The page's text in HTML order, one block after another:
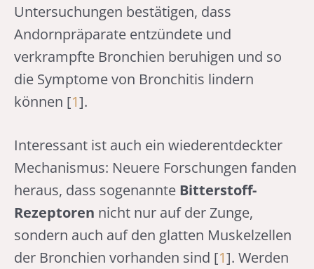
Untersuchungen bestätigen, dass
Andornpräparate entzündete und
verkrampfte Bronchien beruhigen und so
die Symptome von Bronchitis lindern
können [1].
Interessant ist auch ein wiederentdeckter
Mechanismus: Neuere Forschungen fanden
heraus, dass sogenannte Bitterstoff-
Rezeptoren nicht nur auf der Zunge,
sondern auch auf den glatten Muskelzellen
der Bronchien vorhanden sind [1]. Werden